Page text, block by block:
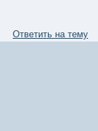
Ответить на тему